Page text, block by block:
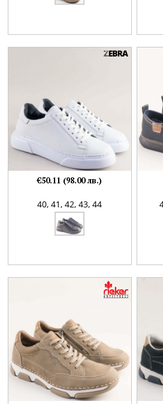
40,41,42,43,44
€50.11 (98.00 лв.)